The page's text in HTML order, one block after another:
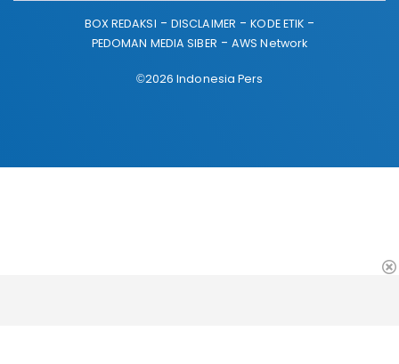
BOX REDAKSI DISCLAIMER
KODE ETIK
PEDOMAN MEDIA SIBER
AWS Network
©2026 Indonesia Pers